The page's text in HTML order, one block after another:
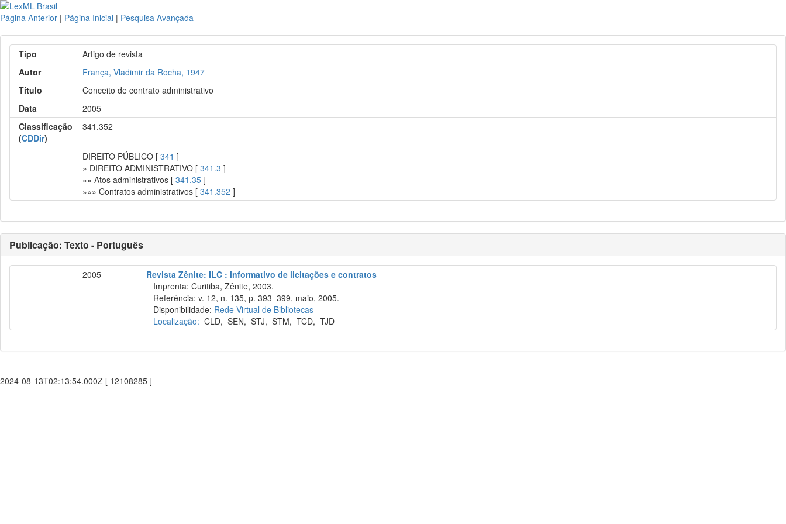
Página Anterior | Página Inicial | Pesquisa Avançada
Tipo
Artigo de revista
Autor
França, Vladimir da Rocha, 1947
Título
Conceito de contrato administrativo
Data
2005
Classificação
(CDDir)
341.352
DIREITO PÚBLICO [341 ]
» DIREITO ADMINISTRATIVO [341.3 ]
»» Atos administrativos [341.35 ]
»»» Contratos administrativos [341.352 ]
Publicação: Texto - Português
2005
Revista Zênite: ILC : informativo de licitações e contratos
Imprenta: Curitiba, Zênite, 2003.
Referência: v. 12, n. 135, p. 393–399, maio, 2005.
Disponibilidade: Rede Virtual de Bibliotecas
Localização: CLD,SEN,STJ,STM,TCD,TJD
2024-08-13T02:13:54.000Z [ 12108285 ]